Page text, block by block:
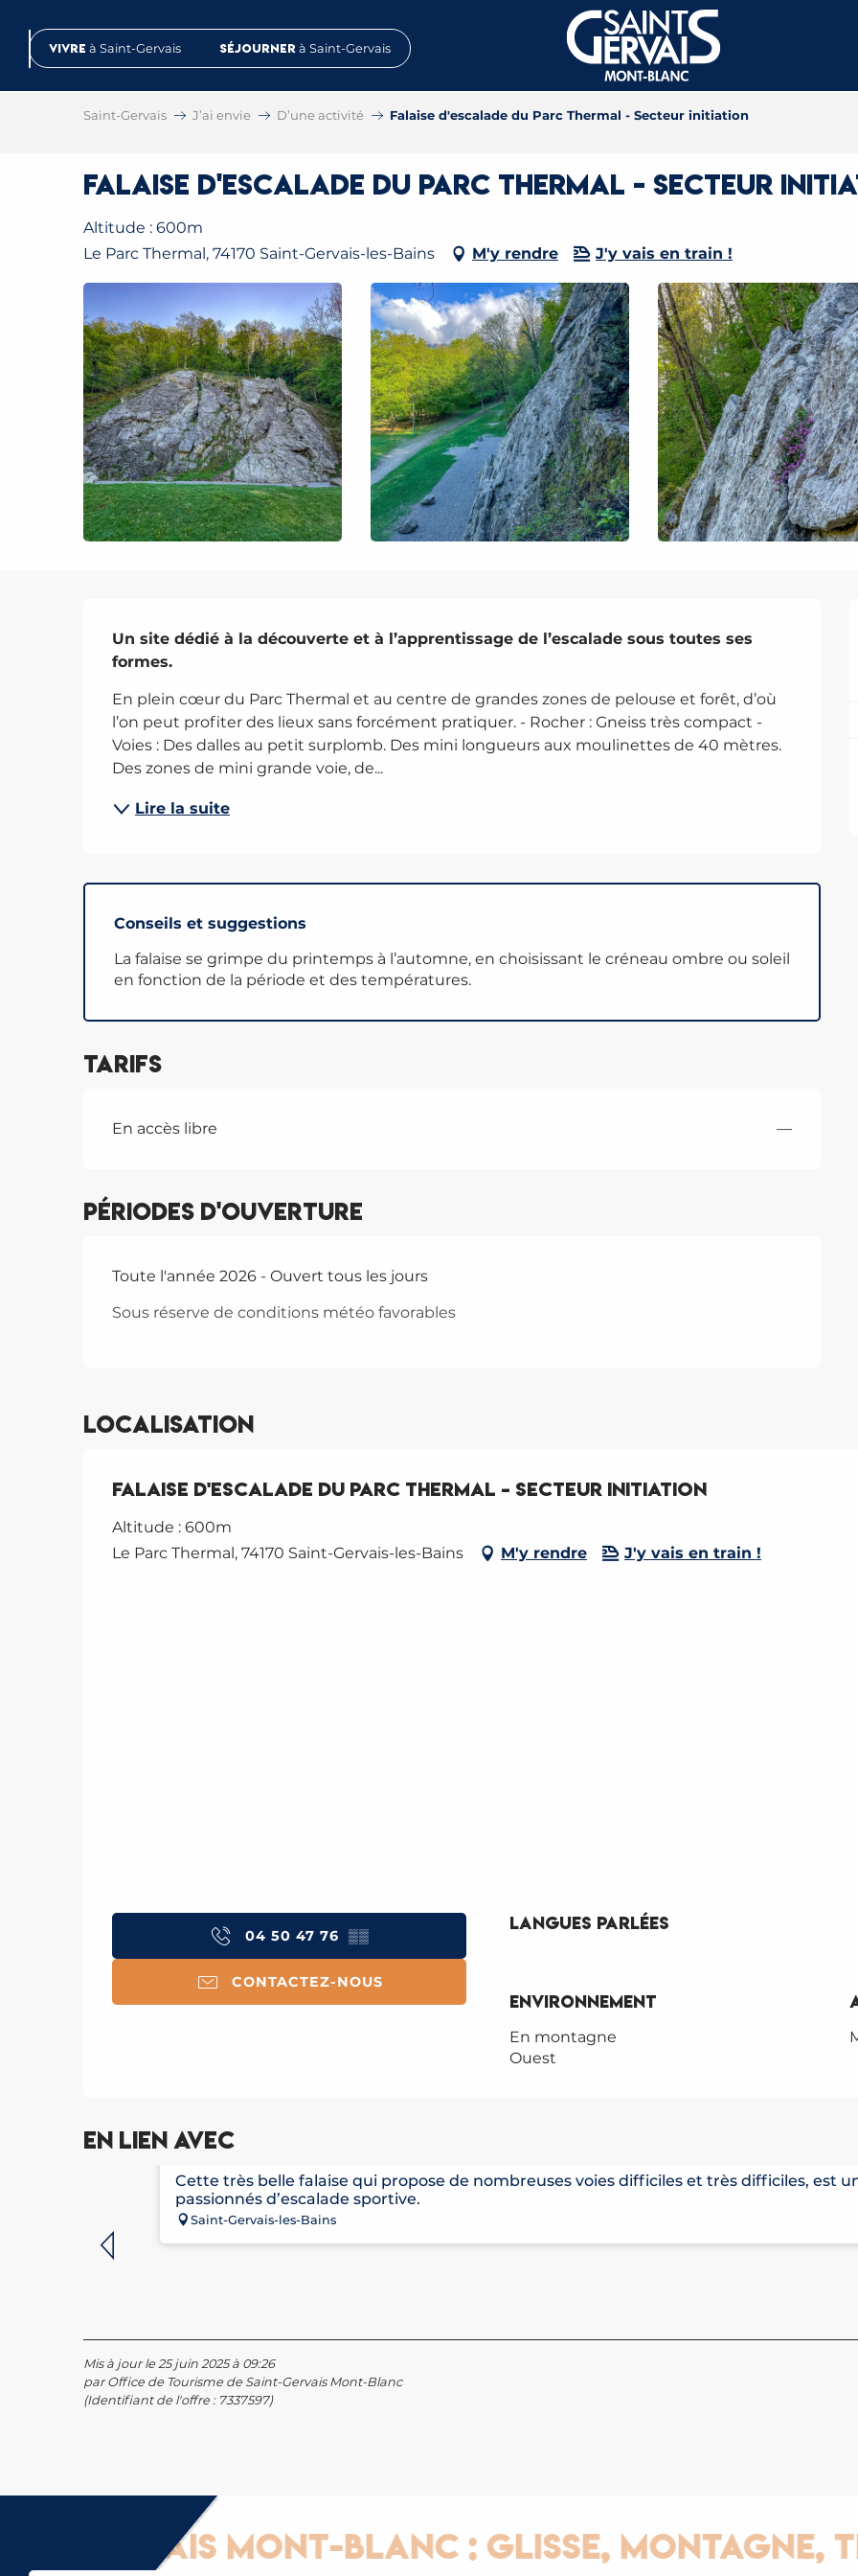
contenuVivre à Saint-Gervais Séjourner à Saint-Gervais
Saint-Gervais J’ai envie D’une activité Falaise d'escalade du Parc Thermal - Secteur initiation
Falaise d'escalade du Parc Thermal - Secteur
Altitude : 600m
Le Parc Thermal, 74170 Saint-Gervais-les-Bains
M'y rendre J'y vais en train !
Description
Un site dédié à la découverte et à l’apprentissage de l’escalade sous toutes ses
formes.
En plein cœur du Parc Thermal et au centre de grandes zones de pelouse et forêt, d’où
l’on peut profiter des lieux sans forcément pratiquer. - Rocher : Gneiss très compact -
Voies : Des dalles au petit surplomb. Des mini longueurs aux moulinettes de 40 mètres.
Des zones de mini grande voie, de...
Lire la suite
Conseils et suggestions
La falaise se grimpe du printemps à l’automne, en choisissant le créneau ombre ou soleil
en fonction de la période et des températures.
Tarifs
En accès libre —
Périodes d'ouverture
Toute l'année 2026 - Ouvert tous les jours
Sous réserve de conditions météo favorables
Localisation
Falaise d'escalade du Parc Thermal - Secteur initiation
Altitude : 600m
Le Parc Thermal, 74170 Saint-Gervais-les-Bains
M'y rendre J'y vais en train !
04 50 47 76 ▒▒
CONTACTEZ-NOUS
Langues parlées
Langues parlées
Environnement
Environnement
En montagne
Ouest
En lien avecFALAISE D'ESCALADE DE BIONNASSAY
Cette très belle falaise qui propose de nombreuses voies difficiles et très difficiles, est
passionnés d’escalade sportive.
Saint-Gervais-les-Bains
Mis à jour le 25 juin 2025 à 09:26
par Office de Tourisme de Saint-Gervais Mont-Blanc
(Identifiant de l'offre : 7337597)
Gervais Mont-Blanc : Glisse, Montagne,